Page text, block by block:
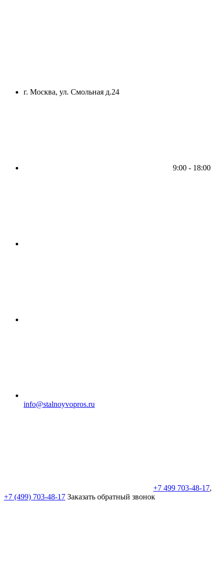
г. Москва, ул. Смольная д.24
9:00 - 18:00
info@stalnoyvopros.ru
+7 499 703-48-17,
+7 (499) 703-48-17 Заказать обратный звонок